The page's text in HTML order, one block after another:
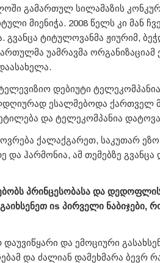
გამართულ სილამაზის
მიენიჭა. 2008 წელს კი მან
გვანცა ტიტულოვანმა ჟიურიმ,
უამრავმა
დებიუტი
ესალმებოდა ქართველ
და ტელეკომპანია
ქალაქგარეთ, საკუთარ
და ჰარმონია, ამ თემებზე
პრინცესობასა და დედოფლის
იs პირველი ნაბიჯები,
და ემოციური
და ძალიან დამეხმარა ბევრ